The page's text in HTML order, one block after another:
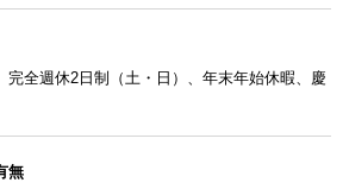
完全週休2日制（土・日）、年末年始休暇、慶
無